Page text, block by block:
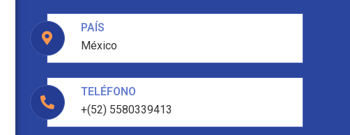
PAÍS
México
TELÉFONO
+(52) 5580339413